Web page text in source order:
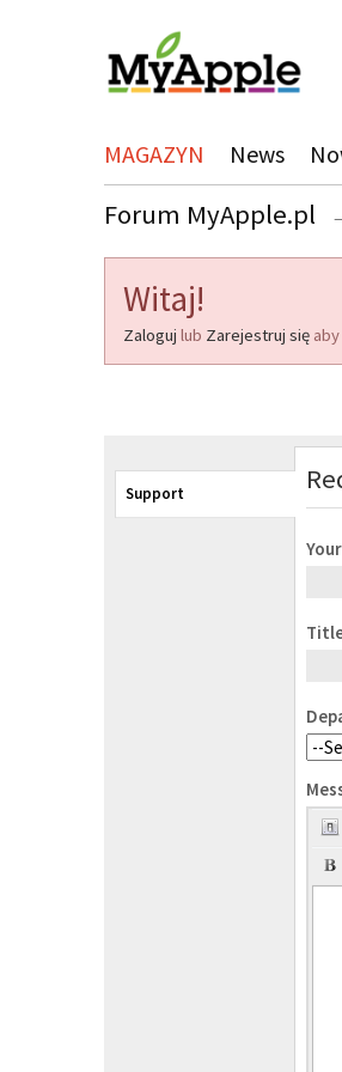
MAGAZYN News
Forum MyApple.pl
Witaj!
Zaloguj lub Zarejestruj się
Support